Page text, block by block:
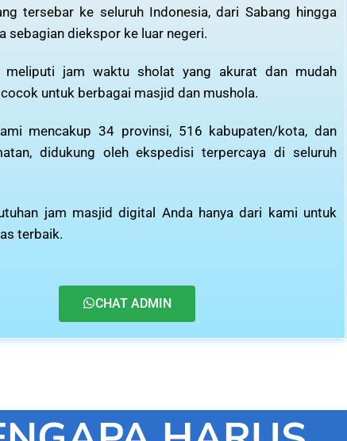
tersebar ke seluruh Indonesia, dari Sabang hingga
sebagian diekspor ke luar negeri.
meliputi jam waktu sholat yang akurat dan mudah
untuk berbagai masjid dan mushola.
mencakup 34 provinsi, 516 kabupaten/kota, dan
didukung oleh ekspedisi terpercaya di seluruh
jam masjid digital Anda hanya dari kami untuk
terbaik.
CHAT ADMIN